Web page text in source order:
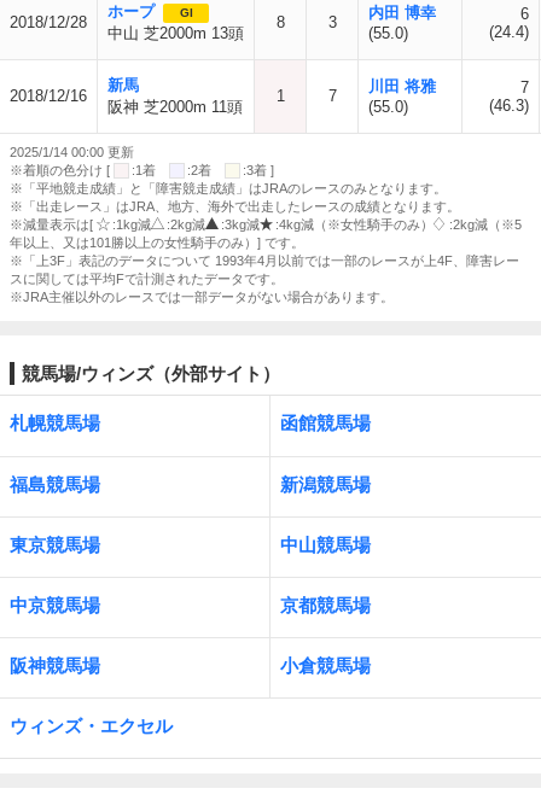
2018/12/28
ホープ GI
中山 芝2000m 13頭
8 3
内田 博幸
(55.0)
6
(24.4)
2018/12/16
新馬
阪神 芝2000m 11頭
1 7
川田 将雅
(55.0)
7
(46.3)
2025/1/14 00:00 更新
※着順の色分け [
:1着 :2着
:3着 ]
※「平地競走成績」と「障害競走成績」はJRAのレースのみとなります。
※「出走レース」はJRA、地方、海外で出走したレースの成績となります。
※減量表示は[
:1kg減 :2kg減 :3kg減 :4kg減（※女性騎手のみ）
:2kg減（※5
年以上、又は101勝以上の女性騎手のみ）] です。
※「上3F」表記のデータについて 1993年4月以前では一部のレースが上4F、障害レー
スに関しては平均Fで計測されたデータです。
※JRA主催以外のレースでは一部データがない場合があります。
競馬場/ウィンズ（外部サイト）
札幌競馬場 函館競馬場
福島競馬場 新潟競馬場
東京競馬場 中山競馬場
中京競馬場 京都競馬場
阪神競馬場 小倉競馬場
ウィンズ・エクセル